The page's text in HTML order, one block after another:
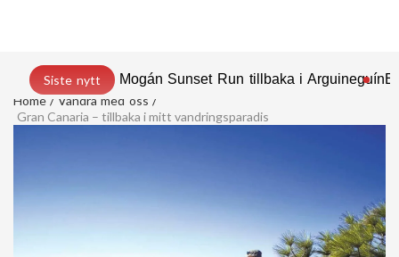
Siste nytt Mogán Sunset Run tillbaka i Arguineguín
Home
Vandra med oss
Gran Canaria – tillbaka i mitt vandringsparadis